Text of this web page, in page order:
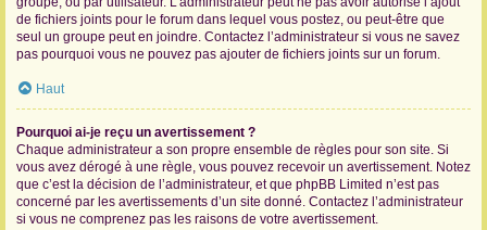
de fichiers joints pour le forum dans lequel vous postez, ou peut-être que
seul un groupe peut en joindre. Contactez l’administrateur si vous ne savez
pas pourquoi vous ne pouvez pas ajouter de fichiers joints sur un forum.
Haut
Pourquoi ai-je reçu un avertissement ?
Chaque administrateur a son propre ensemble de règles pour son site. Si
vous avez dérogé à une règle, vous pouvez recevoir un avertissement. Notez
que c’est la décision de l’administrateur, et que phpBB Limited n’est pas
concerné par les avertissements d’un site donné. Contactez l’administrateur
si vous ne comprenez pas les raisons de votre avertissement.